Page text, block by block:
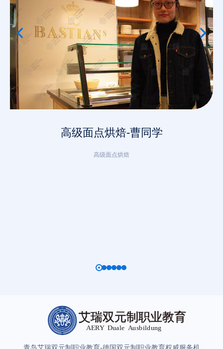
高级面点烘焙-曹同学
高级面点烘焙
青岛艾瑞双元制职业教育-德国双元制职业教育权威服务机